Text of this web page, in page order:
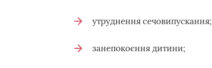
утруднення сечовипускання;
занепокоєння дитини;